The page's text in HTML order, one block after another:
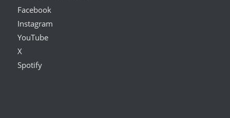
Facebook
Instagram
YouTube
X
Spotify